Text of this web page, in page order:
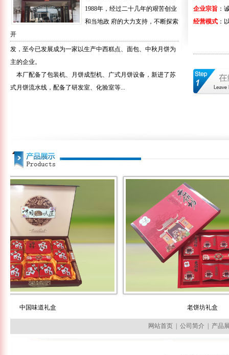
1988年，经过二十几年的艰苦创业
和当地政 府的大力支持，不断探索
开
发，至今已发展成为一家以生产中西糕点、面包、中秋月饼为
主的企业。
本厂配备了包装机、月饼成型机、广式月饼设备，新进了苏
式月饼流水线，配备了研发室、化验室等...
企业宗旨 ：
经营模式 ：
中国味道礼盒 老饼坊礼盒
网站首页 公司简介 产品